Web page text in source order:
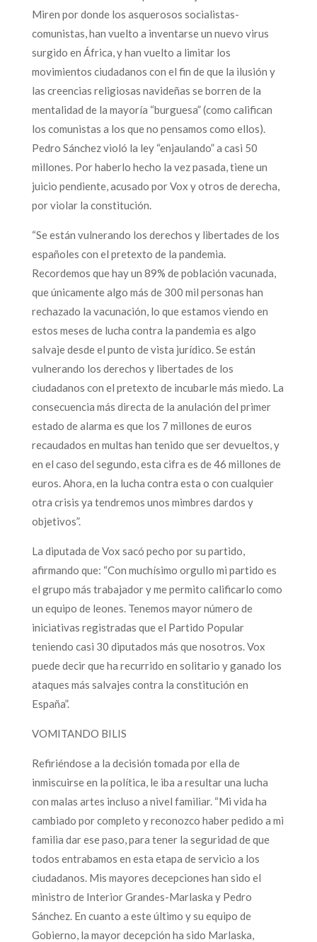
Miren por donde los asquerosos socialistas-
comunistas, han vuelto a inventarse un nuevo virus
surgido en África, y han vuelto a limitar los
movimientos ciudadanos con el fin de que la ilusión y
las creencias religiosas navideñas se borren de la
mentalidad de la mayoría “burguesa” (como califican
los comunistas a los que no pensamos como ellos).
Pedro Sánchez violó la ley “enjaulando” a casi 50
millones. Por haberlo hecho la vez pasada, tiene un
juicio pendiente, acusado por Vox y otros de derecha,
por violar la constitución.
“Se están vulnerando los derechos y libertades de los
españoles con el pretexto de la pandemia.
Recordemos que hay un 89% de población vacunada,
que únicamente algo más de 300 mil personas han
rechazado la vacunación, lo que estamos viendo en
estos meses de lucha contra la pandemia es algo
salvaje desde el punto de vista jurídico. Se están
vulnerando los derechos y libertades de los
ciudadanos con el pretexto de incubarle más miedo. La
consecuencia más directa de la anulación del primer
estado de alarma es que los 7 millones de euros
recaudados en multas han tenido que ser devueltos, y
en el caso del segundo, esta cifra es de 46 millones de
euros. Ahora, en la lucha contra esta o con cualquier
otra crisis ya tendremos unos mimbres dardos y
objetivos”.
La diputada de Vox sacó pecho por su partido,
afirmando que: “Con muchísimo orgullo mi partido es
el grupo más trabajador y me permito calificarlo como
un equipo de leones. Tenemos mayor número de
iniciativas registradas que el Partido Popular
teniendo casi 30 diputados más que nosotros. Vox
puede decir que ha recurrido en solitario y ganado los
ataques más salvajes contra la constitución en
España”.
VOMITANDO BILIS
Refiriéndose a la decisión tomada por ella de
inmiscuirse en la política, le iba a resultar una lucha
con malas artes incluso a nivel familiar. “Mi vida ha
cambiado por completo y reconozco haber pedido a mi
familia dar ese paso, para tener la seguridad de que
todos entrabamos en esta etapa de servicio a los
ciudadanos. Mis mayores decepciones han sido el
ministro de Interior Grandes-Marlaska y Pedro
Sánchez. En cuanto a este último y su equipo de
Gobierno, la mayor decepción ha sido Marlaska,